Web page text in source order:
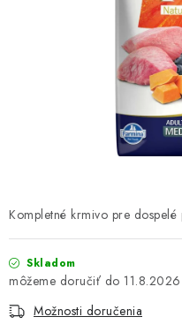
HOSPODÁRSKE ZVIERATÁ
DEZINFEKČNÉ
VONKAJŠIE VTÁCTVO
Kompletné krmivo pre dospelé
Skladom
11.8.2026
Možnosti doručenia